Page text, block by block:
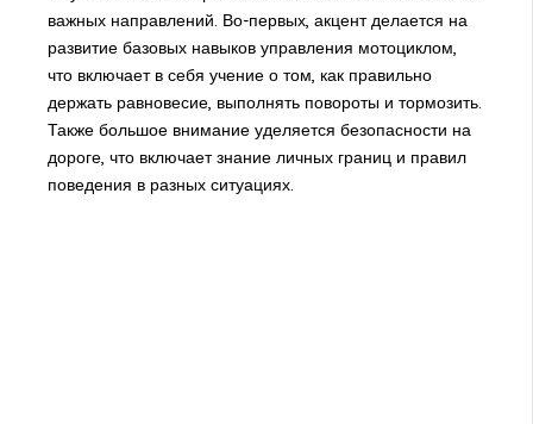
важных направлений. Во-первых, акцент делается на
развитие базовых навыков управления мотоциклом,
что включает в себя учение о том, как правильно
держать равновесие, выполнять повороты и тормозить.
Также большое внимание уделяется безопасности на
дороге, что включает знание личных границ и правил
поведения в разных ситуациях.